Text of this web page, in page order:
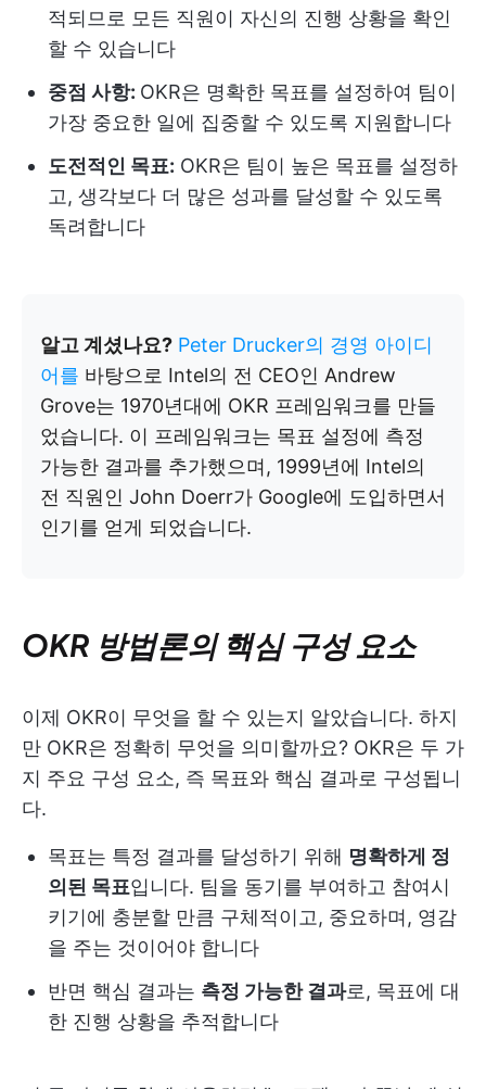
적되므로 모든 직원이 자신의 진행 상황을 확인
할 수 있습니다
중점 사항: OKR은 명확한 목표를 설정하여 팀이
가장 중요한 일에 집중할 수 있도록 지원합니다
도전적인 목표: OKR은 팀이 높은 목표를 설정하
고, 생각보다 더 많은 성과를 달성할 수 있도록
독려합니다
알고 계셨나요? Peter Drucker의 경영 아이디
어를 바탕으로 Intel의 전 CEO인 Andrew
Grove는 1970년대에 OKR 프레임워크를 만들
었습니다. 이 프레임워크는 목표 설정에 측정
가능한 결과를 추가했으며, 1999년에 Intel의
전 직원인 John Doerr가 Google에 도입하면서
인기를 얻게 되었습니다.
OKR 방법론의 핵심 구성 요소
이제 OKR이 무엇을 할 수 있는지 알았습니다. 하지
만 OKR은 정확히 무엇을 의미할까요? OKR은 두 가
지 주요 구성 요소, 즉 목표와 핵심 결과로 구성됩니
다.
목표는 특정 결과를 달성하기 위해 명확하게 정
의된 목표입니다. 팀을 동기를 부여하고 참여시
키기에 충분할 만큼 구체적이고, 중요하며, 영감
을 주는 것이어야 합니다
반면 핵심 결과는 측정 가능한 결과로, 목표에 대
한 진행 상황을 추적합니다